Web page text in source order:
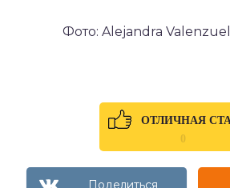
Фото: Alejandra
ОТЛИЧНАЯ
0